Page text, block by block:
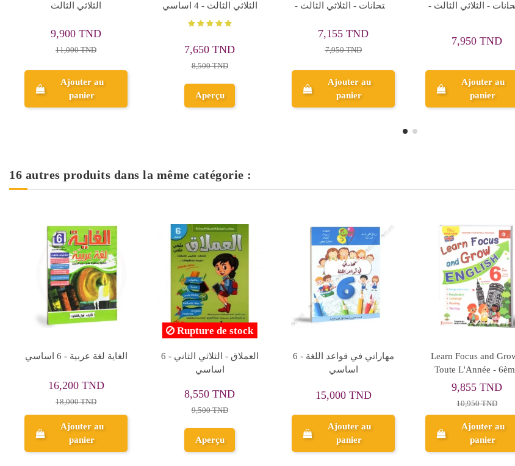
امتحانات - الثلاثي الثالث -
7,155 TND
7,950 TND
Ajouter au
panier
امتحانات - الثلاثي الثالث -
1 اساسي
Ajouter au
panier
امتحانات - الثلاثي الثالث -
8,055 TND
8,950 TND
Aperçu
امتحانات - الثلاثي الثاني - 4
Ajouter au
panier
16 autres produits dans la même catégorie :
مهارات الحساب الذهني - 6
8,950 TND
Ajouter au
panier
Rupture de stock
افهم و اوظف امتحانات -
الثلاثي الثالث - 6 اساسي
7,155 TND
7,950 TND
Aperçu
التميز الميسر - الثلاثي
الثالث - 6 اساسي
Ajouter au
panier
مدارسنا - الثلاثي
الثاني - 4 اساسي
8,955 TND
9,950 TND
Ajouter au
panier